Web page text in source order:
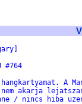
#764
A
akarja
/ nincs hiba